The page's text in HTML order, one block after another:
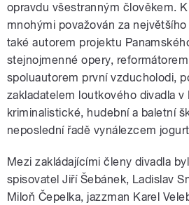
opravdu všestranným člověkem.
mnohými považován za
také autorem projektu
stejnojmenné opery,
spoluautorem první vzducholodi,
zakladatelem loutkového divadla v
kriminalistické, hudební a baletní
neposlední řadě vynálezcem
Mezi zakládajícími členy divadla
spisovatel Jiří Šebánek, Ladislav
Miloň Čepelka, jazzman Karel